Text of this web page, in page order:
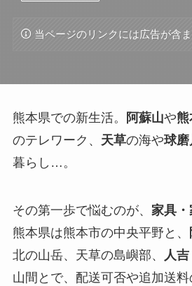
当ページのリンクには広告が含
熊本県での新生活。 阿蘇山や
のテレワーク、 天草の海や球磨
暮らし…。
その第一歩で悩むのが、 家具
熊本県は熊本市の中央平野と、
北の山岳、天草の島嶼部、
人
山間とで、配送可否や追加送